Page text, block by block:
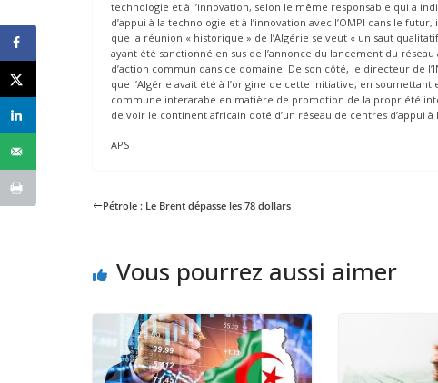
technologie et à l’innovation, selon le même responsable qui a
d’appui à la technologie et à l’innovation avec l’OMPI dans le
que la réunion « historique » de l’Algérie se veut « un saut
ayant été sanctionné en sus de l’annonce du lancement du
d’action commun dans ce domaine. De son côté, le directeur de
que l’Algérie avait été à l’origine de cette initiative, en
commune interarabe en matière de promotion de la propriété
de voir le continent africain doté d’un réseau de centres d’appui à
APS
Pétrole : Le Brent dépasse les 78 dollars
Vous pourrez aussi aimer